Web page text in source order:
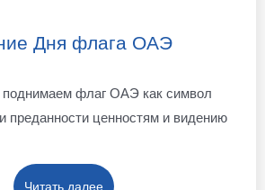
Дня флага ОАЭ
флаг ОАЭ как символ
преданности ценностям и видению
Читать далее